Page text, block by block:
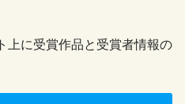
に受賞作品と受賞者情報の